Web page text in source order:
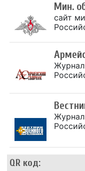
Мин.
сайт
QR код: